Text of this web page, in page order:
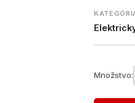
Množstvo: